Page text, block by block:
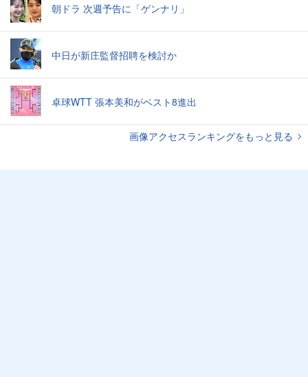
朝ドラ 次週予告に「ゲンナリ」
中日が新庄監督招聘を検討か
卓球WTT 張本美和がベスト8進出
画像アクセスランキングをもっと見る